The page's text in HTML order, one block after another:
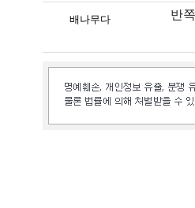
배나무다 반